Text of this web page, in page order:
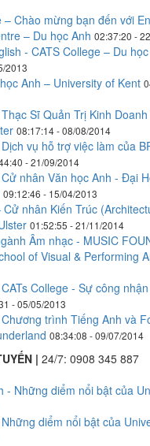
– Chào mừng bạn đến với
– Du học Anh 02:37:20 -
- CATS College – Du
2013
Anh – University of Kent
Sĩ Quản Trị Kinh
08:17:14 - 08/08/2014
vụ hỗ trợ việc làm của
- 21/09/2014
nhân Văn học Anh - Đại
09:12:46 - 15/04/2013
Cử nhân Kiến Trúc
01:52:55 - 21/11/2014
Âm nhạc - MUSIC
of Visual & Performing
College - Sự công
- 05/05/2013
trình Tiếng Anh và
08:34:08 - 09/07/2014
| 24/7: 0908 345 887
diểm nổi bật của